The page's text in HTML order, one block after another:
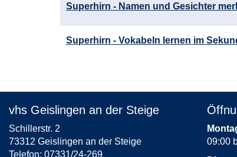
Superhirn - Namen und Gesichter
Superhirn - Vokabeln lernen im
vhs Geislingen an der Steige
Schillerstr. 2
73312 Geislingen an der Steige
Telefon: 07331/24-269
09:00